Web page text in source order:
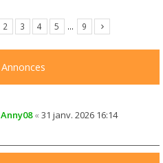
2 3 4 5 … 9
Annonces
Anny08« 31 janv. 2026 16:14